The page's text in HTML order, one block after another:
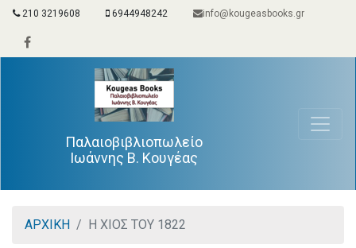
210 3219608 6944948242 info@kougeasbooks.gr
Παλαιοβιβλιοπωλείο
Ιωάννης Β. Κουγέας
ΑΡΧΙΚΗ Η ΧΙΟΣ ΤΟΥ 1822